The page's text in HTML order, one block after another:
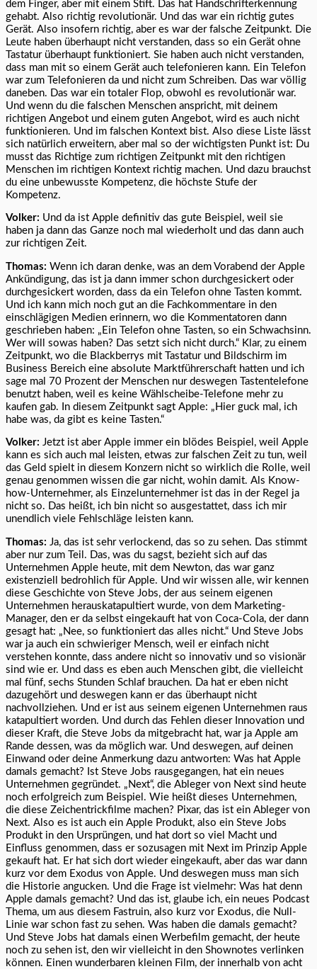
dem Finger, aber mit einem Stift. Das hat Handschrifterkennung
gehabt. Also richtig revolutionär. Und das war ein richtig gutes
Gerät. Also insofern richtig, aber es war der falsche Zeitpunkt. Die
Leute haben überhaupt nicht verstanden, dass so ein Gerät ohne
Tastatur überhaupt funktioniert. Sie haben auch nicht verstanden,
dass man mit so einem Gerät auch telefonieren kann. Ein Telefon
war zum Telefonieren da und nicht zum Schreiben. Das war völlig
daneben. Das war ein totaler Flop, obwohl es revolutionär war.
Und wenn du die falschen Menschen anspricht, mit deinem
richtigen Angebot und einem guten Angebot, wird es auch nicht
funktionieren. Und im falschen Kontext bist. Also diese Liste lässt
sich natürlich erweitern, aber mal so der wichtigsten Punkt ist: Du
musst das Richtige zum richtigen Zeitpunkt mit den richtigen
Menschen im richtigen Kontext richtig machen. Und dazu brauchst
du eine unbewusste Kompetenz, die höchste Stufe der
Kompetenz.
Volker: Und da ist Apple definitiv das gute Beispiel, weil sie
haben ja dann das Ganze noch mal wiederholt und das dann auch
zur richtigen Zeit.
Thomas: Wenn ich daran denke, was an dem Vorabend der Apple
Ankündigung, das ist ja dann immer schon durchgesickert oder
durchgesickert worden, dass da ein Telefon ohne Tasten kommt.
Und ich kann mich noch gut an die Fachkommentare in den
einschlägigen Medien erinnern, wo die Kommentatoren dann
geschrieben haben: „Ein Telefon ohne Tasten, so ein Schwachsinn.
Wer will sowas haben? Das setzt sich nicht durch.“ Klar, zu einem
Zeitpunkt, wo die Blackberrys mit Tastatur und Bildschirm im
Business Bereich eine absolute Marktführerschaft hatten und ich
sage mal 70 Prozent der Menschen nur deswegen Tastentelefone
benutzt haben, weil es keine Wählscheibe-Telefone mehr zu
kaufen gab. In diesem Zeitpunkt sagt Apple: „Hier guck mal, ich
habe was, da gibt es keine Tasten.“
Volker: Jetzt ist aber Apple immer ein blödes Beispiel, weil Apple
kann es sich auch mal leisten, etwas zur falschen Zeit zu tun, weil
das Geld spielt in diesem Konzern nicht so wirklich die Rolle, weil
genau genommen wissen die gar nicht, wohin damit. Als Know-
how-Unternehmer, als Einzelunternehmer ist das in der Regel ja
nicht so. Das heißt, ich bin nicht so ausgestattet, dass ich mir
unendlich viele Fehlschläge leisten kann.
Thomas: Ja, das ist sehr verlockend, das so zu sehen. Das stimmt
aber nur zum Teil. Das, was du sagst, bezieht sich auf das
Unternehmen Apple heute, mit dem Newton, das war ganz
existenziell bedrohlich für Apple. Und wir wissen alle, wir kennen
diese Geschichte von Steve Jobs, der aus seinem eigenen
Unternehmen herauskatapultiert wurde, von dem Marketing-
Manager, den er da selbst eingekauft hat von Coca-Cola, der dann
gesagt hat: „Nee, so funktioniert das alles nicht.“ Und Steve Jobs
war ja auch ein schwieriger Mensch, weil er einfach nicht
verstehen konnte, dass andere nicht so innovativ und so visionär
sind wie er. Und dass es eben auch Menschen gibt, die vielleicht
mal fünf, sechs Stunden Schlaf brauchen. Da hat er eben nicht
dazugehört und deswegen kann er das überhaupt nicht
nachvollziehen. Und er ist aus seinem eigenen Unternehmen raus
katapultiert worden. Und durch das Fehlen dieser Innovation und
dieser Kraft, die Steve Jobs da mitgebracht hat, war ja Apple am
Rande dessen, was da möglich war. Und deswegen, auf deinen
Einwand oder deine Anmerkung dazu antworten: Was hat Apple
damals gemacht? Ist Steve Jobs rausgegangen, hat ein neues
Unternehmen gegründet. „Next“, die Ableger von Next sind heute
noch erfolgreich zum Beispiel. Wie heißt dieses Unternehmen,
die diese Zeichentrickfilme machen? Pixar, das ist ein Ableger von
Next. Also es ist auch ein Apple Produkt, also ein Steve Jobs
Produkt in den Ursprüngen, und hat dort so viel Macht und
Einfluss genommen, dass er sozusagen mit Next im Prinzip Apple
gekauft hat. Er hat sich dort wieder eingekauft, aber das war dann
kurz vor dem Exodus von Apple. Und deswegen muss man sich
die Historie angucken. Und die Frage ist vielmehr: Was hat denn
Apple damals gemacht? Und das ist, glaube ich, ein neues Podcast
Thema, um aus diesem Fastruin, also kurz vor Exodus, die Null-
Linie war schon fast zu sehen. Was haben die damals gemacht?
Und Steve Jobs hat damals einen Werbefilm gemacht, der heute
noch zu sehen ist, den wir vielleicht in den Shownotes verlinken
können. Einen wunderbaren kleinen Film, der innerhalb von acht